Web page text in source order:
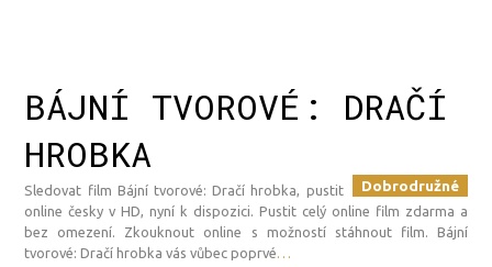
BÁJNÍ TVOROVÉ: DRAČÍ
HROBKA
Dobrodružné
Sledovat film Bájní tvorové: Dračí hrobka, pustit
online česky v HD, nyní k dispozici. Pustit celý online film zdarma a
bez omezení. Zkouknout online s možností stáhnout film. Bájní
tvorové: Dračí hrobka vás vůbec poprvé